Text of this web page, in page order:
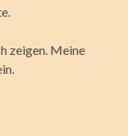
zeigen. Meine